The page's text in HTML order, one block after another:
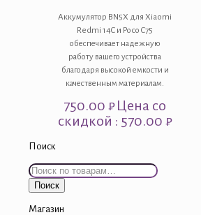
Аккумулятор BN5X для Xiaomi
Redmi 14C и Poco C75
обеспечивает надежную
работу вашего устройства
благодаря высокой емкости и
качественным материалам.
750.00₽Цена со
скидкой : 570.00 ₽
Поиск
Искать:
Поиск
Магазин